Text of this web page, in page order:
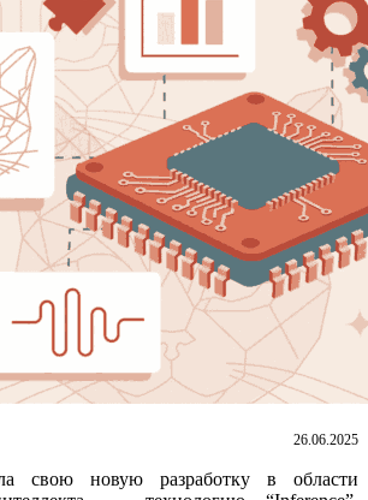
26.06.2025
свою новую разработку в области